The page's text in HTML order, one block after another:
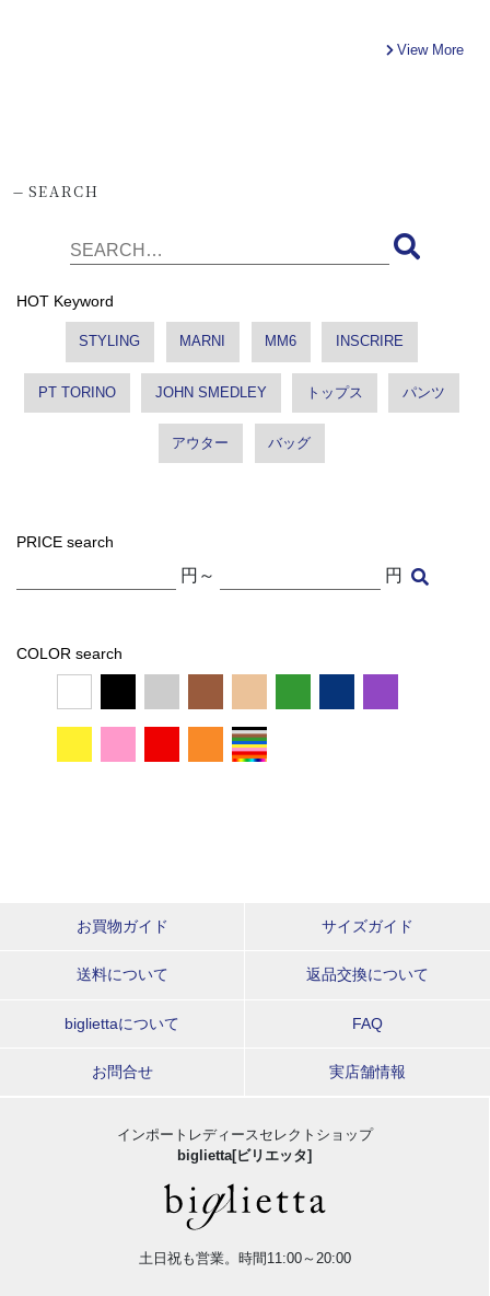
View More
-SEARCH
HOT Keyword
STYLING MARNI MM6 INSCRIRE
PT TORINO JOHN SMEDLEY トップス パンツ
アウター バッグ
PRICE search
円～ 円
COLOR search
お買物ガイド サイズガイド
送料について 返品交換について
bigliettaについて FAQ
お問合せ 実店舗情報
インポートレディースセレクトショップ
biglietta[ビリエッタ]
土日祝も営業。時間11:00～20:00